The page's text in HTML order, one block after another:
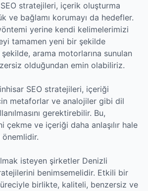
stratejileri, içerik oluşturma
ve bağlamı korumayı da hedefler.
yerine kendi kelimelerimizi
tamamen yeni bir şekilde
şekilde, arama motorlarına sunulan
olduğundan emin olabiliriz.
SEO stratejileri, içeriği
metaforlar ve analojiler gibi dil
gerektirebilir. Bu,
çekme ve içeriği daha anlaşılır hale
önemlidir.
isteyen şirketler Denizli
benimsemelidir. Etkili bir
birlikte, kaliteli, benzersiz ve